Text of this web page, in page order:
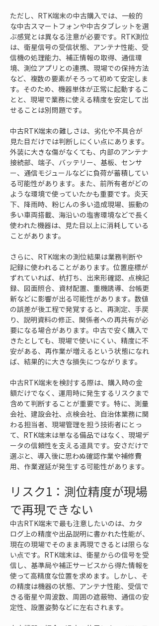
ただし、RTK端末の中古購入では、一般的
な中古スマートフォンや中古タブレットを選
ぶ感覚とは異なる注意が必要です。RTK測位
は、衛星信号の受信状態、アンテナ性能、受
信機の処理能力、補正情報の取得、通信環
境、測位アプリとの連携、現場での保持方法
など、複数の要素がそろって初めて安定しま
す。そのため、機器単体が正常に起動するこ
とと、現場で業務に使える精度を安定して出
せることは別問題です。
中古RTK端末の難しさは、劣化や不具合が
見た目だけでは判断しにくい点にあります。
外装に大きな傷がなくても、内部のアンテナ
接続部、端子、バッテリー、基板、センサ
ー、通信モジュールなどに負荷が蓄積してい
る可能性があります。また、前所有者がどの
ような環境で使っていたかも重要です。炎天
下、降雨時、粉じんの多い造成現場、振動の
多い車両搭載、海沿いの塩害環境などで長く
使われた機器は、見た目以上に消耗している
ことがあります。
さらに、RTK端末の測位結果は業務判断や
記録に使われることがあります。位置座標が
ずれていれば、杭打ち、出来形確認、点検記
録、図面照合、資材配置、重機誘導、台帳更
新などに影響が出る可能性があります。数値
の誤差が後工程で発覚すると、再測定、手戻
り、説明資料の修正、関係者への再共有が必
要になる場合があります。中古で安く購入で
きたとしても、現場で使いにくい、精度に不
安がある、再作業が増えるという状態になれ
ば、結果的に大きな損失につながります。
中古RTK端末を検討する際は、購入時の金
額だけでなく、運用時に発生するリスクまで
含めて判断することが重要です。特に、測量
会社、建設会社、点検会社、自治体業務に関
わる担当者、現場管理を担う技術者にとっ
て、RTK端末は単なる備品ではなく、現場デ
ータの信頼性を支える道具です。安さだけで
選ぶと、導入後に思わぬ確認作業や補修費
用、作業遅延が発生する可能性があります。
リスク1：測位精度が現場
で再現できない
中古RTK端末で最も注意したいのは、カタ
ログ上の精度や出品説明に書かれた性能が、
現在の現場でそのまま再現できるとは限らな
い点です。RTK端末は、衛星からの信号を受
信し、基準局や補正サービスから得た情報を
使って高精度な位置を求めます。しかし、そ
の精度は機器の状態、アンテナ性能、受信で
きる衛星や周波数、周囲の遮蔽物、通信の安
定性、設置姿勢などに左右されます。